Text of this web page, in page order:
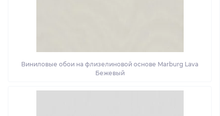
Виниловые обои на флизелиновой основе Marburg Lava
Бежевый